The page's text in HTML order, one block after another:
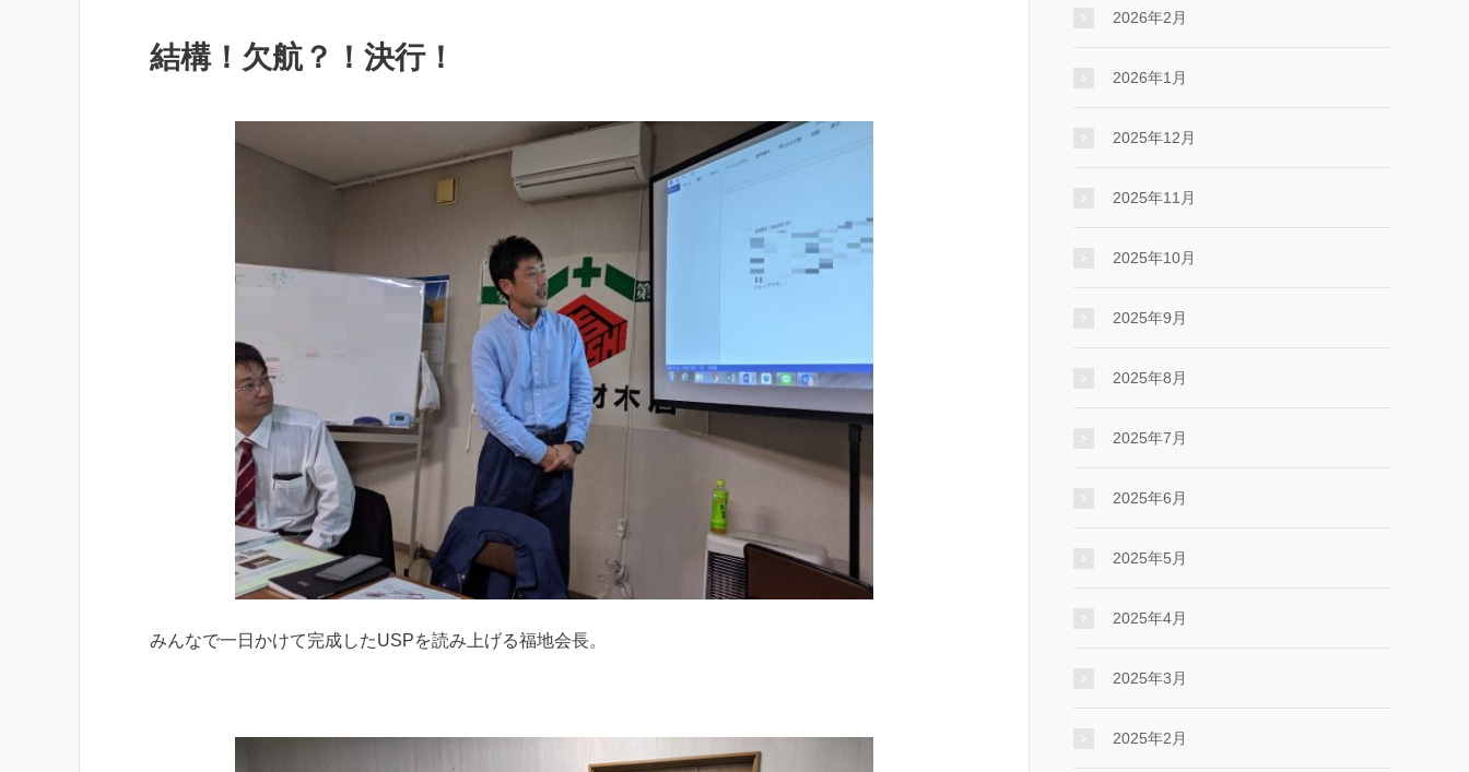
結構！欠航？！決行！
みんなで一日かけて完成したUSPを読み上げる福地会長。
2026年2月
2026年1月
2025年12月
2025年11月
2025年10月
2025年9月
2025年8月
2025年7月
2025年6月
2025年5月
2025年4月
2025年3月
2025年2月